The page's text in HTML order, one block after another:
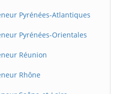
Pyrénées-Atlantiques
Pyrénées-Orientales
Réunion
Rhône